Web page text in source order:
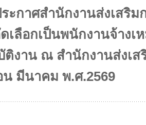
ะกาศสำนักงานส่งเสริม
เลือกเป็นพนักงานจ้าง
งาน ณ สำนักงานส่งเส
น มีนาคม พ.ศ.2569